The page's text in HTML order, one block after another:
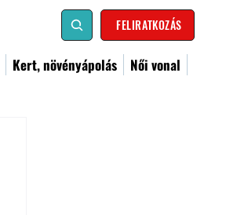
FELIRATKOZÁS
Kert, növényápolás
Női vonal